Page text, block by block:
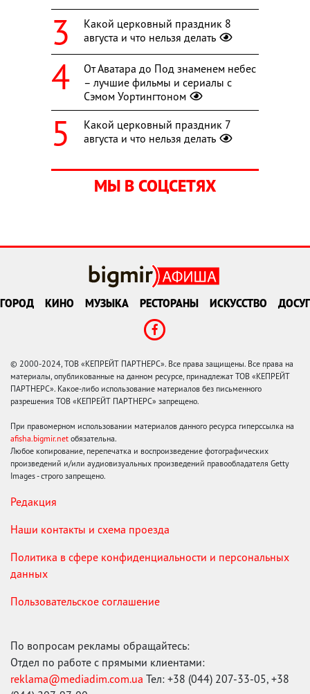
Какой церковный праздник 8
августа и что нельзя делать
От Аватара до Под знаменем небес
– лучшие фильмы и сериалы с
Сэмом Уортингтоном
Какой церковный праздник 7
августа и что нельзя делать
МЫ В СОЦСЕТЯХ
ГОРОД КИНО МУЗЫКА РЕСТОРАНЫ ИСКУССТВО ДОСУГ
© 2000-2024, ТОВ «КЕПРЕЙТ ПАРТНЕРС». Все права защищены. Все права на
материалы, опубликованные на данном ресурсе, принадлежат ТОВ «КЕПРЕЙТ
ПАРТНЕРС». Какое-либо использование материалов без письменного
разрешения ТОВ «КЕПРЕЙТ ПАРТНЕРС» запрещено.
При правомерном использовании материалов данного ресурса гиперссылка на
afisha.bigmir.net обязательна.
Любое копирование, перепечатка и воспроизведение фотографических
произведений и/или аудиовизуальных произведений правообладателя Getty
Images - строго запрещено.
Редакция
Наши контакты и схема проезда
Политика в сфере конфиденциальности и персональных
данных
Пользовательское соглашение
По вопросам рекламы обращайтесь:
Отдел по работе с прямыми клиентами:
reklama@mediadim.com.ua Тел: +38 (044) 207-33-05, +38